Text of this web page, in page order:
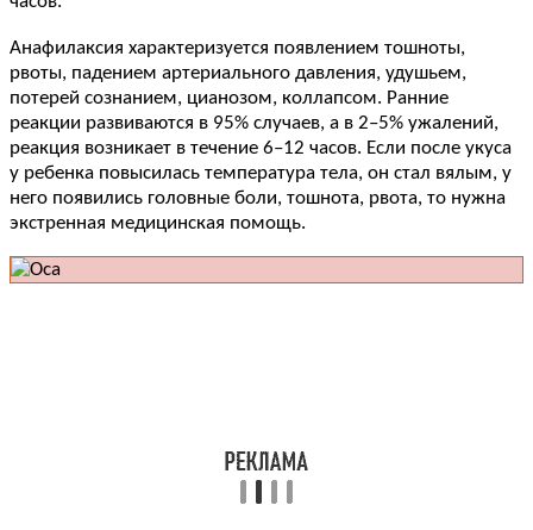
Анафилаксия характеризуется появлением тошноты,
рвоты, падением артериального давления, удушьем,
потерей сознанием, цианозом, коллапсом. Ранние
реакции развиваются в 95% случаев, а в 2–5% ужалений,
реакция возникает в течение 6–12 часов. Если после укуса
у ребенка повысилась температура тела, он стал вялым, у
него появились головные боли, тошнота, рвота, то нужна
экстренная медицинская помощь.